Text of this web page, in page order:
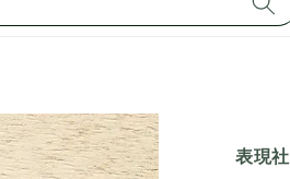
表現社